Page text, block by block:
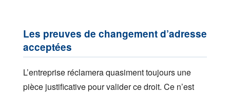
Les preuves de changement d’adresse
acceptées
L’entreprise réclamera quasiment toujours une
pièce justificative pour valider ce droit. Ce n’est